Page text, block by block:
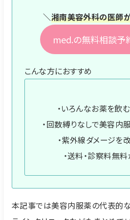
＼湘南美容外科の医師
med.の無料相談予
こんな方におすすめ
・いろんなお薬を飲
・回数縛りなしで美容内
・紫外線ダメージを
・送料・診察料無
本記事では美容内服薬の代表的